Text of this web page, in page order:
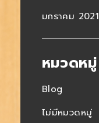
มกราคม 2021
หมวดหมู่
Blog
ไม่มีหมวดหมู่